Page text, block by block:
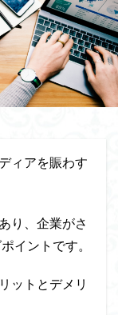
ィアを賑わす
り、企業がさ
イントです。
ットとデメリ